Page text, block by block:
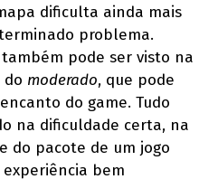
dificulta ainda mais
problema.
pode ser visto na
do moderado, que pode
do game. Tudo
na dificuldade certa, na
do pacote de um jogo
bem